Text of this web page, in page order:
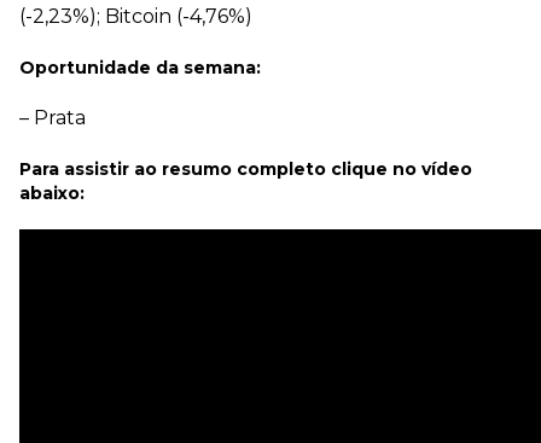
(-2,23%); Bitcoin (-4,76%)
Oportunidade da semana:
– Prata
Para assistir ao resumo completo clique no vídeo
abaixo: